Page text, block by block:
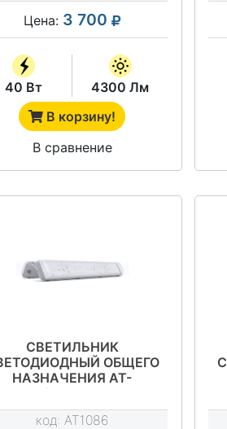
Цена: 3 700
40 Вт
4300 Лм
В корзину!
В сравнение
СВЕТИЛЬНИК
ОБЩЕГО
НАЗНАЧЕНИЯ АТ-
42/70-О СЕРИЯ АТ-
ССО-42
код: AT1086